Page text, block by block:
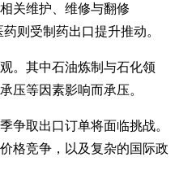
关维护、维修与翻修
则受制药出口提升推动。
。其中石油炼制与石化领
承压等因素影响而承压。
争取出口订单将面临挑战。
格竞争，以及复杂的国际政